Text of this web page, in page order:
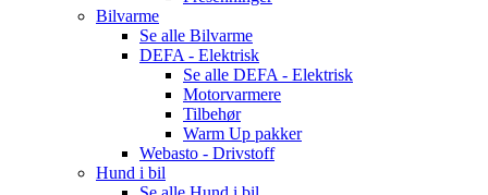
Bilvarme
Se alle Bilvarme
DEFA - Elektrisk
Se alle DEFA - Elektrisk
Motorvarmere
Tilbehør
Warm Up pakker
Webasto - Drivstoff
Hund i bil